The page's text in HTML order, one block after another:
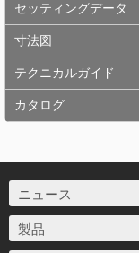
セッティングデータ
寸法図
テクニカルガイド
カタログ
ニュース
製品